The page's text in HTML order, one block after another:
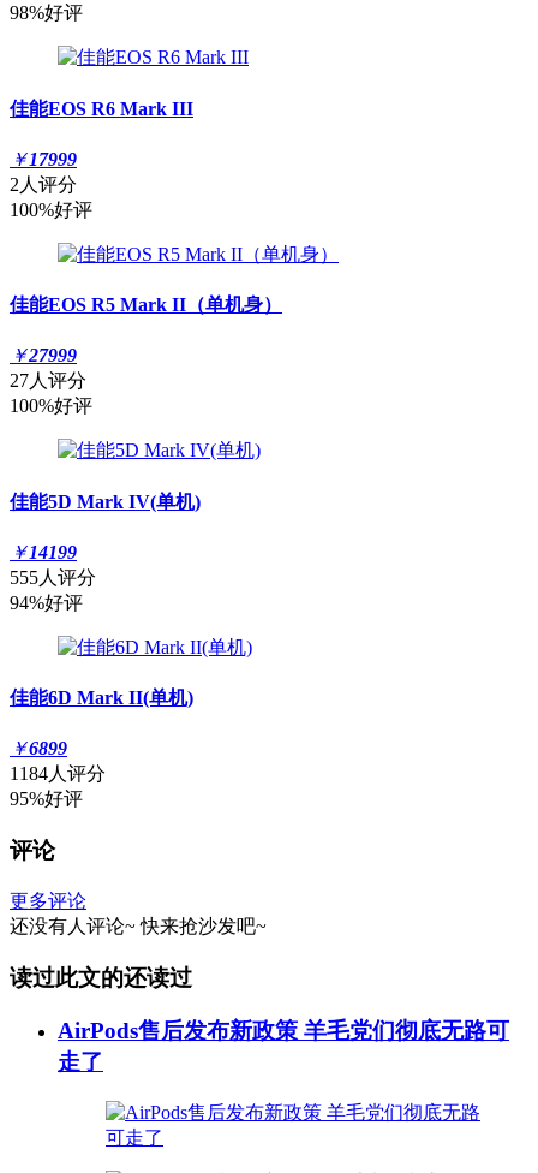
98%好评
佳能EOS R6 Mark III
￥17999
2人评分
100%好评
佳能EOS R5 Mark II（单机身）
￥27999
27人评分
100%好评
佳能5D Mark IV(单机)
￥14199
555人评分
94%好评
佳能6D Mark II(单机)
￥6899
1184人评分
95%好评
评论
更多评论
还没有人评论~ 快来抢沙发吧~
读过此文的还读过
AirPods售后发布新政策 羊毛党们彻底无路可
走了